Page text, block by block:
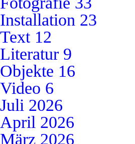
Installation 23
Text 12
Literatur 9
Objekte 16
Video 6
Juli 2026
April 2026
März 2026